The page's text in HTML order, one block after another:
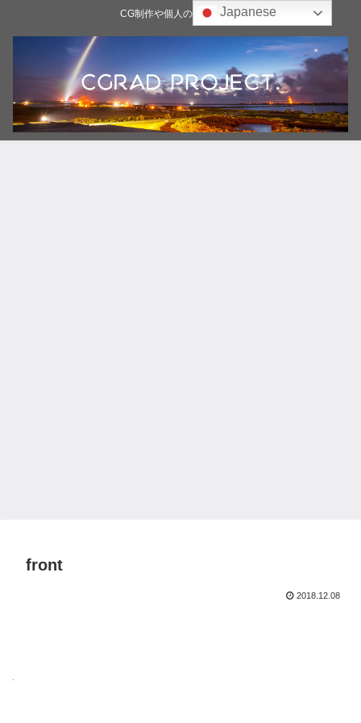
CG制作や個人の雑記ブログ
front
2018.12.08
Japanese